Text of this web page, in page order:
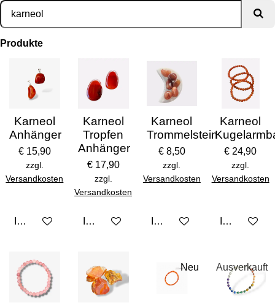
Produkte
Karneol
Anhänger
€ 15,90
zzgl.
Versandkosten
In den Warenkorb
Karneol
Tropfen
Anhänger
€ 17,90
zzgl.
Versandkosten
In den Warenkorb
Karneol
Trommelstein
€ 8,50
zzgl.
Versandkosten
In den Warenkorb
Karneol
€ 24,90
zzgl.
Versandkosten
In den
Neu Ausverkauft